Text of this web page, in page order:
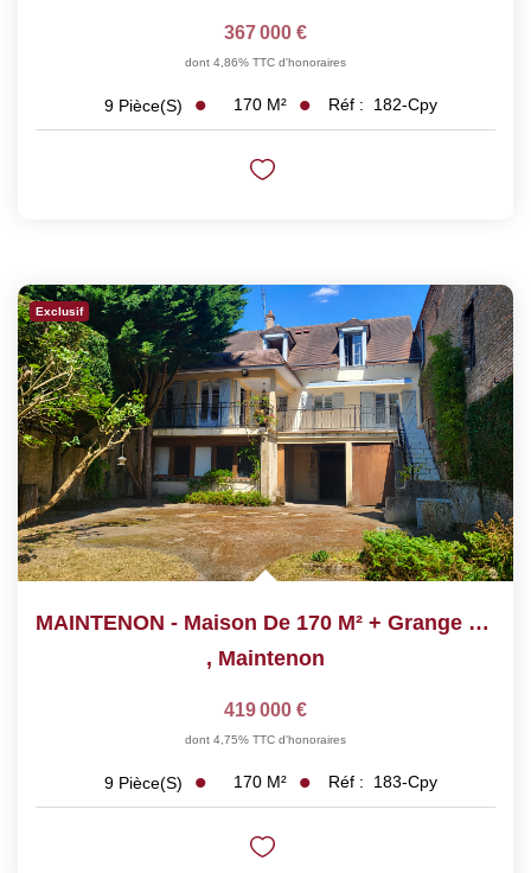
367 000 €
dont 4,86% TTC d'honoraires
9 Pièce(s) 170 M² Réf : 182-Cpy
Exclusif
MAINTENON - Maison De 170 M² + Grange Sur Un Terrain De 985...
, Maintenon
419 000 €
dont 4,75% TTC d'honoraires
9 Pièce(s) 170 M² Réf : 183-Cpy